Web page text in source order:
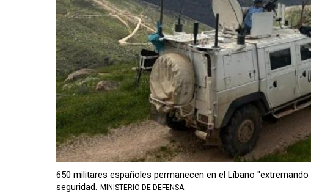
650 militares españoles permanecen en el Líbano
seguridad. MINISTERIO DE DEFENSA